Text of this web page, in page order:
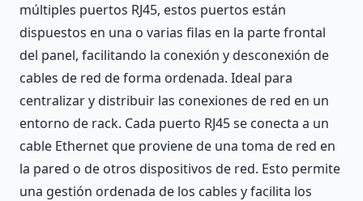
múltiples puertos RJ45, estos puertos están
dispuestos en una o varias filas en la parte frontal
del panel, facilitando la conexión y desconexión de
cables de red de forma ordenada. Ideal para
centralizar y distribuir las conexiones de red en un
entorno de rack. Cada puerto RJ45 se conecta a un
cable Ethernet que proviene de una toma de red en
la pared o de otros dispositivos de red. Esto permite
una gestión ordenada de los cables y facilita los